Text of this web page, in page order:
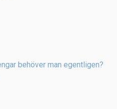
behöver man egentligen?